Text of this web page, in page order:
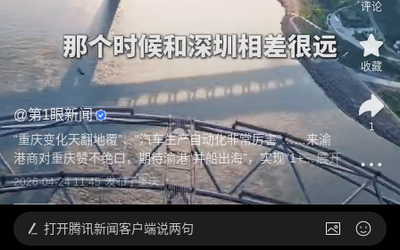
@第1眼新闻
“重庆变化天翻地覆”、“汽车生产自动化非常厉害”……来渝
港商对重庆赞不绝口，期待渝港“并船出海”，实现“1+...展开
2026-04-24 11:45 发布于重庆
评论
收藏
1
打开腾讯新闻客户端说两句